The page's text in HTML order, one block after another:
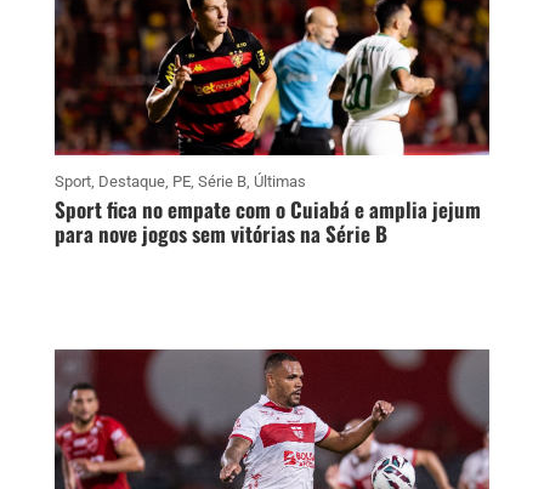
Sport, Destaque, PE, Série B, Últimas
Sport fica no empate com o Cuiabá e amplia jejum
para nove jogos sem vitórias na Série B